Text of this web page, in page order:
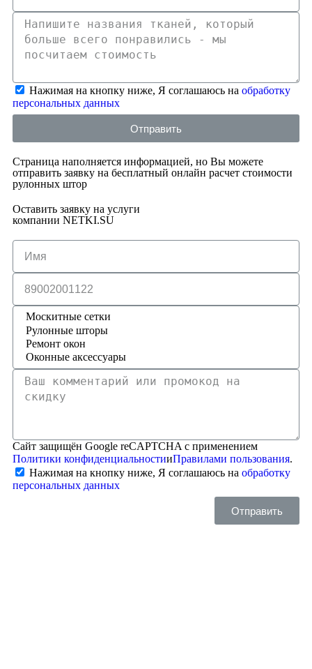
Нажимая на кнопку ниже, Я соглашаюсь на обработку
персональных данных
Отправить
Страница наполняется информацией, но Вы можете
отправить заявку на бесплатный онлайн расчет стоимости
рулонных штор
Оставить заявку на услуги
компании NETKI.SU
Сайт защищён Google reCAPTCHA с применением
Политики конфиденциальностииПравилами пользования.
Нажимая на кнопку ниже, Я соглашаюсь на обработку
персональных данных
Отправить